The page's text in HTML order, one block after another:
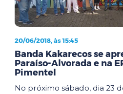
20/06/2018, às 15:45
Banda Kakarecos se
Paraíso-Alvorada e na
Pimentel
No próximo sábado, dia 23